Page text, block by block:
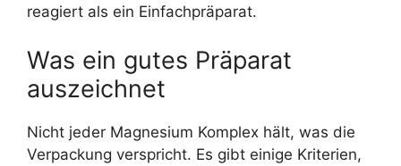
reagiert als ein Einfachpräparat.
Was ein gutes Präparat
auszeichnet
Nicht jeder Magnesium Komplex hält, was die
Verpackung verspricht. Es gibt einige Kriterien,